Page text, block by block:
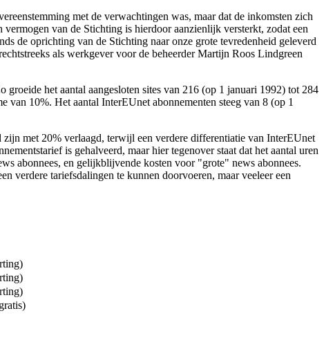
met de verwachtingen was, maar dat de inkomsten zich
van de Stichting is hierdoor aanzienlijk versterkt, zodat een
de oprichting van de Stichting naar onze grote tevredenheid geleverd
als werkgever voor de beheerder Martijn Roos Lindgreen
het aantal aangesloten sites van 216 (op 1 januari 1992) tot 284
van 10%. Het aantal InterEUnet abonnementen steeg van 8 (op 1
met 20% verlaagd, terwijl een verdere differentiatie van InterEUnet
is gehalveerd, maar hier tegenover staat dat het aantal uren
abonnees, en gelijkblijvende kosten voor "grote" news abonnees.
verdere tariefsdalingen te kunnen doorvoeren, maar veeleer een